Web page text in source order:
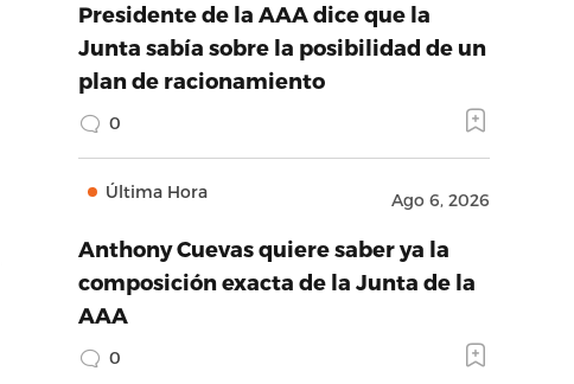
Presidente de la AAA dice que la
Junta sabía sobre la posibilidad de un
plan de racionamiento
0
Última Hora Ago 6, 2026
Anthony Cuevas quiere saber ya la
composición exacta de la Junta de la
AAA
0